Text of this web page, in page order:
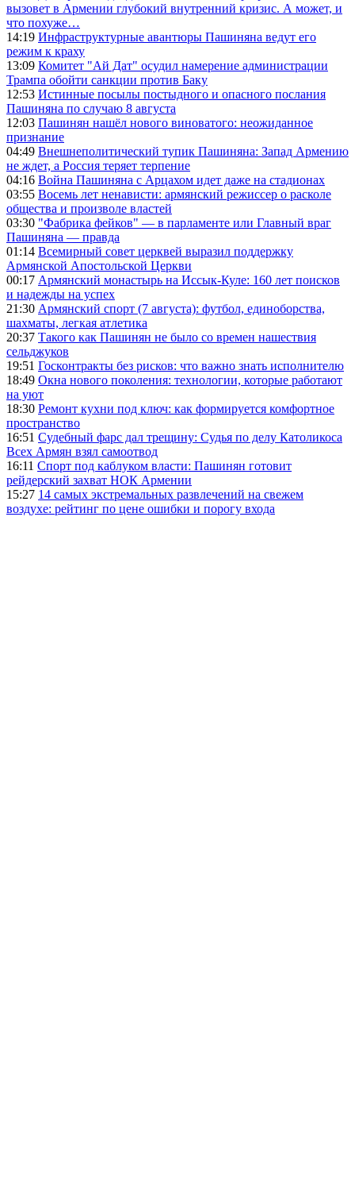
вызовет в Армении глубокий внутренний кризис. А может, и
что похуже…
14:19 Инфраструктурные авантюры Пашиняна ведут его
режим к краху
13:09 Комитет "Ай Дат" осудил намерение администрации
Трампа обойти санкции против Баку
12:53 Истинные посылы постыдного и опасного послания
Пашиняна по случаю 8 августа
12:03 Пашинян нашёл нового виноватого: неожиданное
признание
04:49 Внешнеполитический тупик Пашиняна: Запад Армению
не ждет, а Россия теряет терпение
04:16 Война Пашиняна с Арцахом идет даже на стадионах
03:55 Восемь лет ненависти: армянский режиссер о расколе
общества и произволе властей
03:30 "Фабрика фейков" — в парламенте или Главный враг
Пашиняна — правда
01:14 Всемирный совет церквей выразил поддержку
Армянской Апостольской Церкви
00:17 Армянский монастырь на Иссык-Куле: 160 лет поисков
и надежды на успех
21:30 Армянский спорт (7 августа): футбол, единоборства,
шахматы, легкая атлетика
20:37 Такого как Пашинян не было со времен нашествия
сельджуков
19:51 Госконтракты без рисков: что важно знать исполнителю
18:49 Окна нового поколения: технологии, которые работают
на уют
18:30 Ремонт кухни под ключ: как формируется комфортное
пространство
16:51 Судебный фарс дал трещину: Судья по делу Католикоса
Всех Армян взял самоотвод
16:11 Спорт под каблуком власти: Пашинян готовит
рейдерский захват НОК Армении
15:27 14 самых экстремальных развлечений на свежем
воздухе: рейтинг по цене ошибки и порогу входа